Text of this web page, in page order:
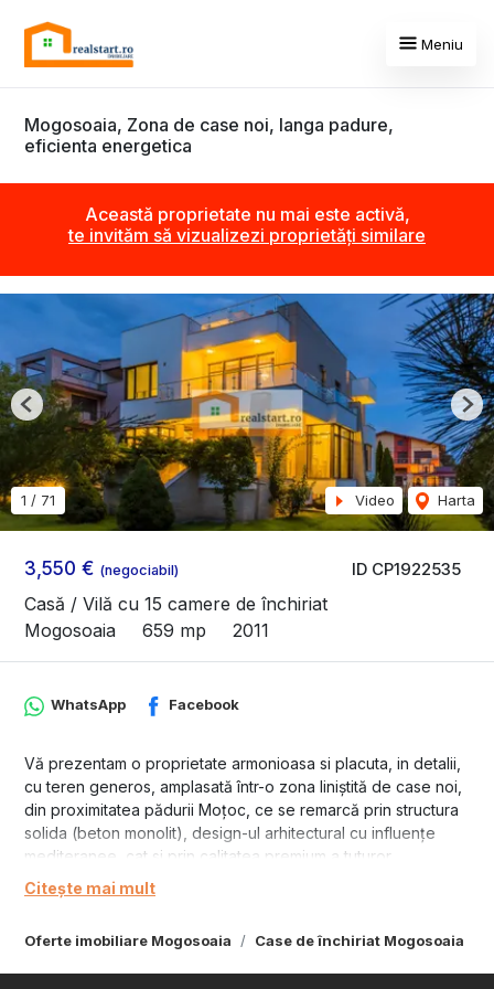
Meniu
Mogosoaia, Zona de case noi, langa padure,
eficienta energetica
Această proprietate nu mai este activă,
te invităm să vizualizezi proprietăți similare
ID CP1922535
3,550 € (negociabil)
Casă / Vilă cu 15 camere de închiriat
Mogosoaia
659 mp 2011
1 / 71 Video Harta
Previous
Oferte imobiliare Mogosoaia Case de închiriat Mogosoaia
WhatsApp Facebook
Vă prezentam o proprietate armonioasa si placuta, in detalii,
cu teren generos, amplasată într-o zona liniștită de case noi,
din proximitatea pădurii Moțoc, ce se remarcă prin structura
solida (beton monolit), design-ul arhitectural cu influențe
mediteranee, cat si prin calitatea premium a tuturor
materialelor folosite.
Disponibila pentru inchiriere imediata, numai in scop
- este o casă solară, cu zone vitrate generoase - orientarea
zonelor de zi - SE și SV.
Citește mai mult